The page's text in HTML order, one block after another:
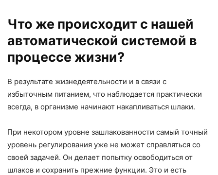
Что же происходит с нашей
автоматической системой в
процессе жизни?
В результате жизнедеятельности и в связи с
избыточным питанием, что наблюдается практически
всегда, в организме начинают накапливаться шлаки.
При некотором уровне зашлакованности самый точный
уровень регулирования уже не может справляться со
своей задачей. Он делает попытку освободиться от
шлаков и сохранить прежние функции. Это и есть